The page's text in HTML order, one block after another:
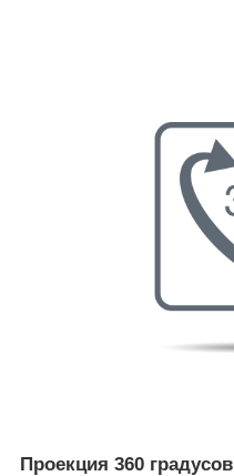
Проекция 360 градусов